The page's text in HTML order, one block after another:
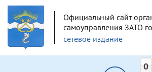
Официальный сайт
самоуправления ЗАТО
сетевое издание
0